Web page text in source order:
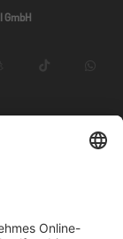
GmbH